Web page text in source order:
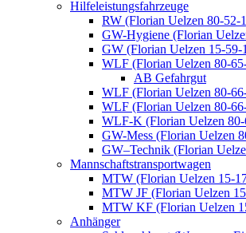
Hilfeleistungsfahrzeuge
RW (Florian Uelzen 80-52-
GW-Hygiene (Florian
GW (Florian Uelzen 15-59-
WLF (Florian Uelzen 80-
AB Gefahrgut
WLF (Florian Uelzen 80-
WLF (Florian Uelzen 80-
WLF-K (Florian Uelzen
GW-Mess (Florian Uelzen
GW–Technik (Florian
Mannschaftstransportwagen
MTW (Florian Uelzen 15-
MTW JF (Florian Uelzen
MTW KF (Florian Uelzen
Anhänger